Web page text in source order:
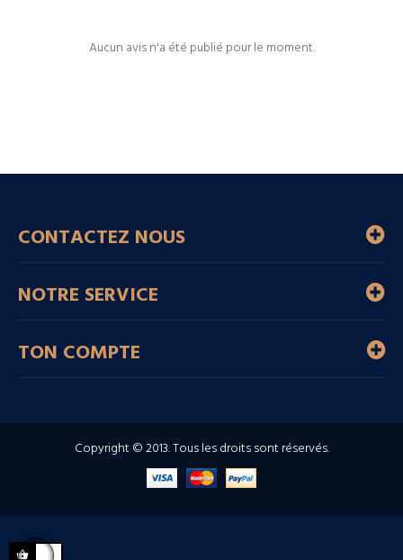
Aucun avis n'a été publié pour le moment.
CONTACTEZ NOUS
NOTRE SERVICE
TON COMPTE
Copyright © 2013. Tous les droits sont réservés.